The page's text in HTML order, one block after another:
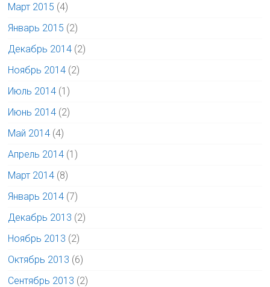
Март 2015 (4)
Январь 2015 (2)
Декабрь 2014 (2)
Ноябрь 2014 (2)
Июль 2014 (1)
Июнь 2014 (2)
Май 2014 (4)
Апрель 2014 (1)
Март 2014 (8)
Январь 2014 (7)
Декабрь 2013 (2)
Ноябрь 2013 (2)
Октябрь 2013 (6)
Сентябрь 2013 (2)